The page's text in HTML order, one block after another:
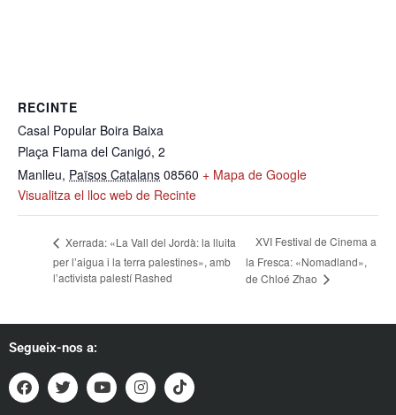
RECINTE
Casal Popular Boira Baixa
Plaça Flama del Canigó, 2
Manlleu, Països Catalans 08560 + Mapa de Google
Visualitza el lloc web de Recinte
Xerrada: «La Vall del Jordà: la lluita
per l’aigua i la terra palestines», amb
l’activista palestí Rashed
XVI Festival de Cinema a
la Fresca: «Nomadland»,
de Chloé Zhao
Segueix-nos a: